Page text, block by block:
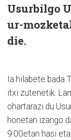
Usurbilgo
ur-
die.
Ia hilabete bada
itxi zutenetik.
ohartarazi du
honetan izango
9:00etan hasi